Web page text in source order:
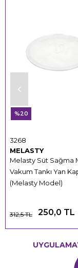
MELASTY
Melasty Süt Sağma
Vakum Tankı Yan
(Melasty Model)
3268
250,0 TL
312,5 TL
%20